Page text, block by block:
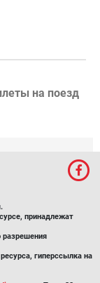
на поезд
принадлежат
разрешения
гиперссылка на